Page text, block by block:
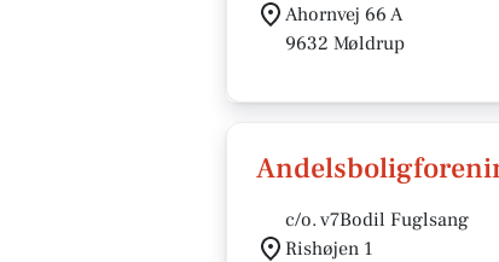
Ahornvej 66 A
9632 Møldrup
c/o. v7Bodil Fuglsang
Rishøjen 1